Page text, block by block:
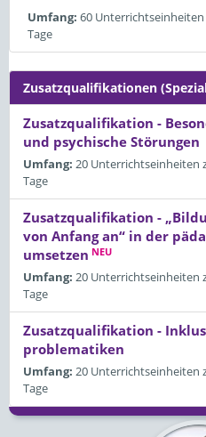
Umfang: 60
Tage
Zusatzqualifikationen
Zusatzqualifikation -
und psychische Störungen
Umfang: 20 Unterrichtseinheiten
Tage
Zusatzqualifikation -
von Anfang an“ in der
umsetzen NEU
Umfang: 20 Unterrichtseinheiten
Tage
Zusatzqualifikation -
problematiken
Umfang: 20 Unterrichtseinheiten
Tage